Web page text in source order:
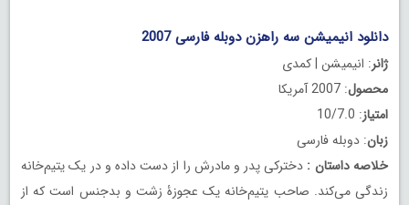
دانلود انیمیشن سه راهزن دوبله فارسی 2007
ژانر: انیمیشن | کمدی
محصول: 2007 آمریکا
امتیاز: 10/7.0
زبان: دوبله فارسی
خلاصه داستان : دخترکی پدر و مادرش را از دست داده و در یک یتیم‌خانه
زندگی می‌کند. صاحب یتیم‌خانه یک عجوزۀ زشت و بدجنس است که از